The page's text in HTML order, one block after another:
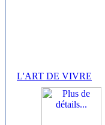
L'ART DE VIVRE